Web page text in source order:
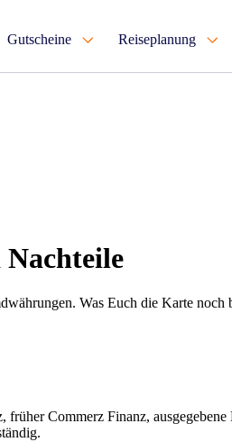
Gutscheine Reiseplanung
Was Euch die Karte
früher Commerz Finanz,